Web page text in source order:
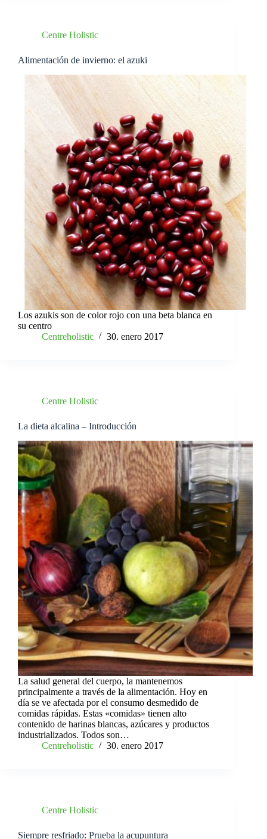
Centre Holistic
Alimentación de invierno: el azuki
Los azukis son de color rojo con una beta blanca en
su centro
Centreholistic
30. enero 2017
Centre Holistic
La dieta alcalina – Introducción
La salud general del cuerpo, la mantenemos
principalmente a través de la alimentación. Hoy en
día se ve afectada por el consumo desmedido de
comidas rápidas. Estas «comidas» tienen alto
contenido de harinas blancas, azúcares y productos
industrializados. Todos son…
Centreholistic
30. enero 2017
Centre Holistic
Siempre resfriado: Prueba la acupuntura